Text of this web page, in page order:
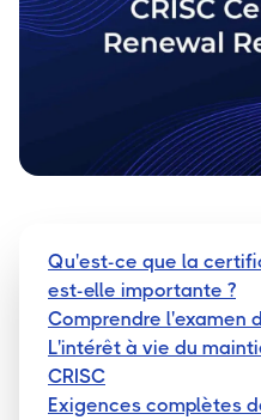
Qu'est-ce que la
est-elle importante ?
Comprendre l'examen
L'intérêt à vie du
CRISC
Exigences complètes